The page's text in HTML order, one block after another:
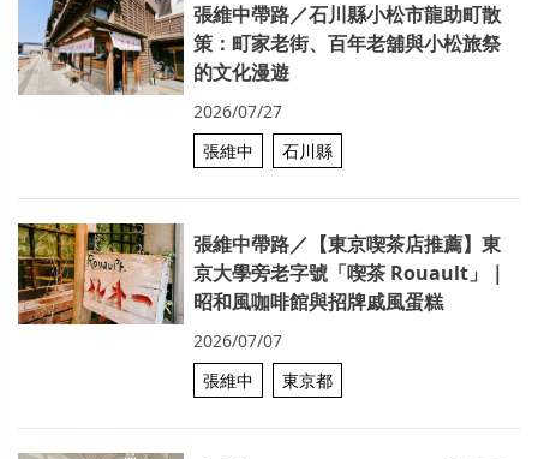
張維中帶路／石川縣小松市龍助町散
策：町家老街、百年老舖與小松旅祭
的文化漫遊
2026/07/27
張維中
石川縣
張維中帶路／【東京喫茶店推薦】東
京大學旁老字號「喫茶 Rouault」｜
昭和風咖啡館與招牌戚風蛋糕
2026/07/07
張維中
東京都